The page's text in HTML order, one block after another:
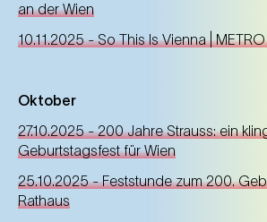
an der Wien
10.11.2025 - So This Is Vienna |
Oktober
27.10.2025 - 200 Jahre Strauss: ein
Geburtstagsfest für Wien
25.10.2025 - Feststunde zum 200.
Rathaus